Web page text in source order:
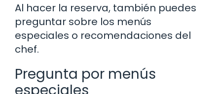
Al hacer la reserva, también puedes
preguntar sobre los menús
especiales o recomendaciones del
chef.
Pregunta por menús